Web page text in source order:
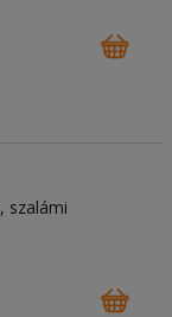
szalámi